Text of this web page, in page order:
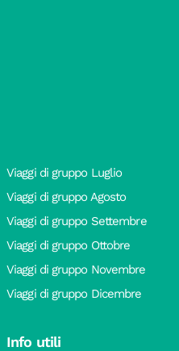
Viaggi di gruppo Luglio
Viaggi di gruppo Agosto
Viaggi di gruppo Settembre
Viaggi di gruppo Ottobre
Viaggi di gruppo Novembre
Viaggi di gruppo Dicembre
Info utili